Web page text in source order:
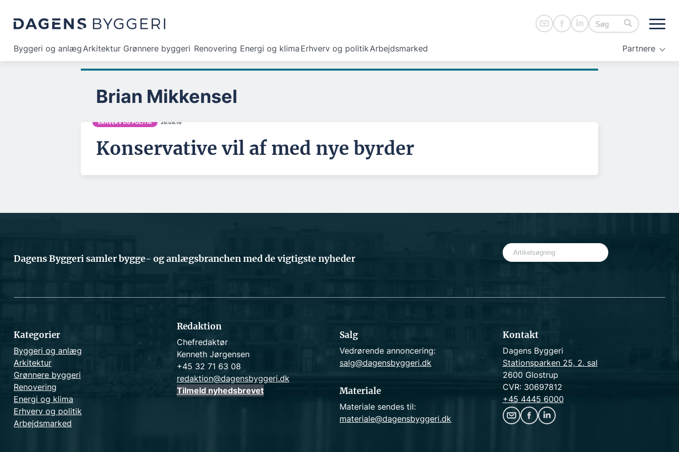
Byggeri og anlægArkitektur Grønnere byggeri Renovering Energi og klima Erhverv og politikArbejdsmarked Partnere
Brian Mikkensel
ERHVERV OG POLITIK 26.08.16
Konservative vil af med nye byrder
Dagens Byggeri samler bygge- og anlægsbranchen med de vigtigste nyheder
S
e
c
Kategorier
Byggeri og anlæg
Arkitektur
Grønnere byggeri
Renovering
Energi og klima
Erhverv og politik
Arbejdsmarked
Redaktion
Chefredaktør
Kenneth Jørgensen
+45 32 71 63 08
redaktion@dagensbyggeri.dk
Tilmeld nyhedsbrevet
Salg
Vedrørende annoncering:
salg@dagensbyggeri.dk
Materiale
Materiale sendes til:
materiale@dagensbyggeri.dk
Kontakt
Dagens Byggeri
Stationsparken 25, 2. sal
2600 Glostrup
CVR: 30697812
+45 4445 6000